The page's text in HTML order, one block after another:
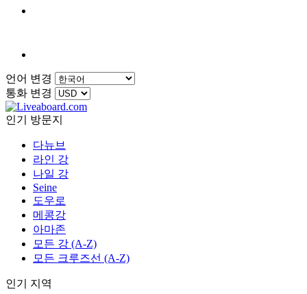
언어 변경
통화 변경
인기 방문지
다뉴브
라인 강
나일 강
Seine
도우로
메콩강
아마존
모든 강 (A-Z)
모든 크루즈선 (A-Z)
인기 지역